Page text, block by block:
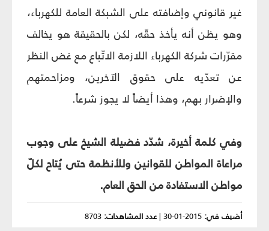
غير قانوني وإضافته على الشبكة العامة للكهرباء،
وهو يظن أنه يأخذ حقّه، لكن بالحقيقة هو يخالف
مقرّرات شركة الكهرباء اللازمة الاتّباع مع غض النظر
عن تعدّيه على حقوق الآخرين، ومزاحمتهم
والإضرار بهم، وهذا أيضاً لا يجوز شرعاً.
وفي كلمة أخيرة، شدّد فضيلة الشيخ على وجوب
مراعاة المواطن للقوانين وللأنظمة حتى يُتاح لكلّ
مواطن الاستفادة من الحق العام.
أضيف في: 2015-01-30
|عدد المشاهدات: 8703